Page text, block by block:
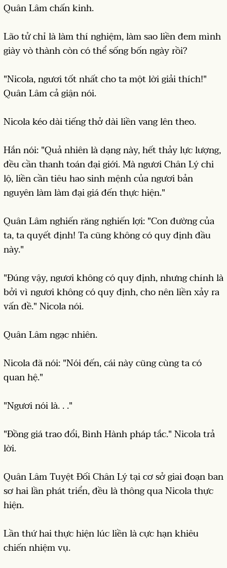
Quân Lâm chấn kinh.
Lão tử chỉ là làm thí nghiệm, làm sao liền đem mình
giày vò thành còn có thể sống bốn ngày rồi?
"Nicola, ngươi tốt nhất cho ta một lời giải thích!"
Quân Lâm cả giận nói.
Nicola kéo dài tiếng thở dài liền vang lên theo.
Hắn nói: "Quả nhiên là dạng này, hết thảy lực lượng,
đều cần thanh toán đại giới. Mà ngươi Chân Lý chi
lộ, liền cần tiêu hao sinh mệnh của ngươi bản
nguyên làm làm đại giá đến thực hiện."
Quân Lâm nghiến răng nghiến lợi: "Con đường của
ta, ta quyết định! Ta cũng không có quy định đầu
này."
"Đúng vậy, ngươi không có quy định, nhưng chính là
bởi vì ngươi không có quy định, cho nên liền xảy ra
vấn đề." Nicola nói.
Quân Lâm ngạc nhiên.
Nicola đã nói: "Nói đến, cái này cũng cùng ta có
quan hệ."
"Ngươi nói là. . ."
"Đồng giá trao đổi, Bình Hành pháp tắc." Nicola trả
lời.
Quân Lâm Tuyệt Đối Chân Lý tại cơ sở giai đoạn ban
sơ hai lần phát triển, đều là thông qua Nicola thực
hiện.
Lần thứ hai thực hiện lúc liền là cực hạn khiêu
chiến nhiệm vụ.